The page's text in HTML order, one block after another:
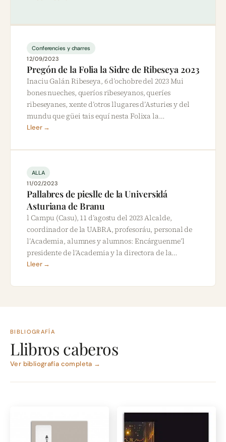
Conferencies y charres
12/09/2023
Pregón de la Folia la Sidre de Ribeseya 2023
Inaciu Galán Ribeseya, 6 d’ochobre del 2023 Mui
bones nueches, queríos ribeseyanos, queríes
ribeseyanes, xente d’otros llugares d’Asturies y del
mundu que güei tais equí nesta Folixa la…
Lleer →
ALLA
11/02/2023
Pallabres de pieslle de la Universidá
Asturiana de Branu
l Campu (Casu), 11 d’agostu del 2023 Alcalde,
coordinador de la UABRA, profesoráu, personal de
l’Academia, alumnes y alumnos: Encárguenme’l
presidente de l’Academia y la directora de la…
Lleer →
BIBLIOGRAFÍA
Llibros caberos
Ver bibliografía completa →